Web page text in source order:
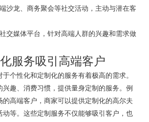
沙龙、商务聚会等社交活动，主动与潜在客
交媒体平台，针对高端人群的兴趣和需求做
服务吸引高端客户
个性化和定制化的服务有着极高的需求。
趣、消费习惯，提供量身定制的服务。例
的高端客户，商家可以提供定制化的高尔夫
动等。这些定制服务不仅能够吸引客户，也